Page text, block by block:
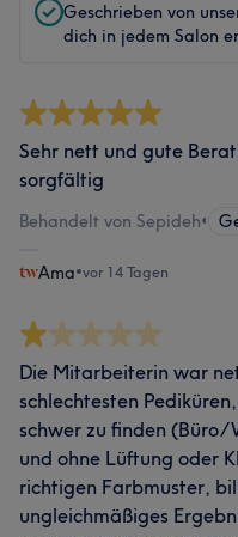
Geschrieben von
dich in jedem Salon
Sehr nett und gute
sorgfältig
Behandelt von Sepideh•
Ama•vor 14 Tagen
Die Mitarbeiterin war
schlechtesten
schwer zu finden (Büro/
und ohne Lüftung oder
richtigen Farbmuster,
ungleichmäßiges